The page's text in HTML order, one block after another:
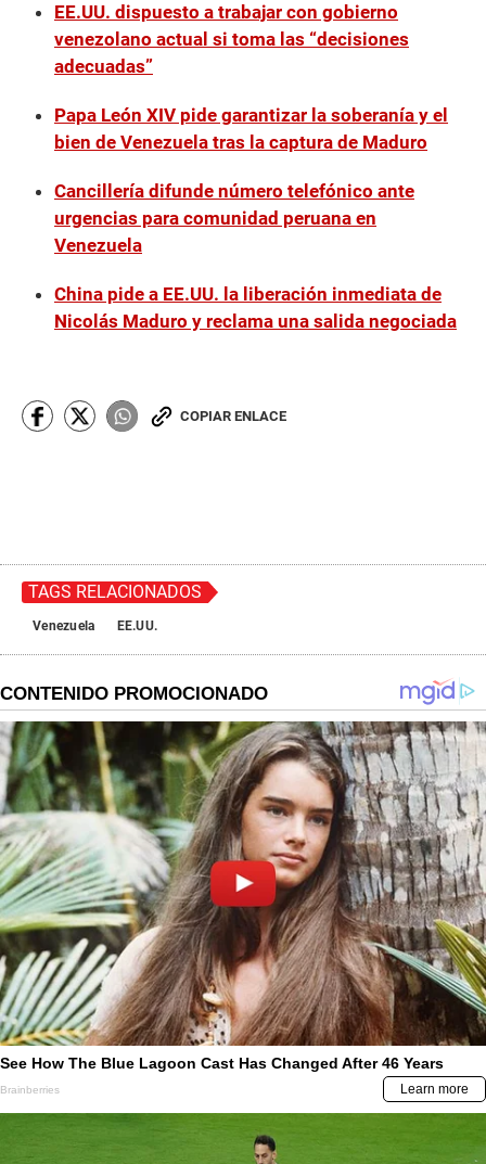
EE.UU. dispuesto a trabajar con gobierno
venezolano actual si toma las “decisiones
adecuadas”
Papa León XIV pide garantizar la soberanía y el
bien de Venezuela tras la captura de Maduro
Cancillería difunde número telefónico ante
urgencias para comunidad peruana en
Venezuela
China pide a EE.UU. la liberación inmediata de
Nicolás Maduro y reclama una salida negociada
COPIAR ENLACE
TAGS RELACIONADOS
Venezuela EE.UU.